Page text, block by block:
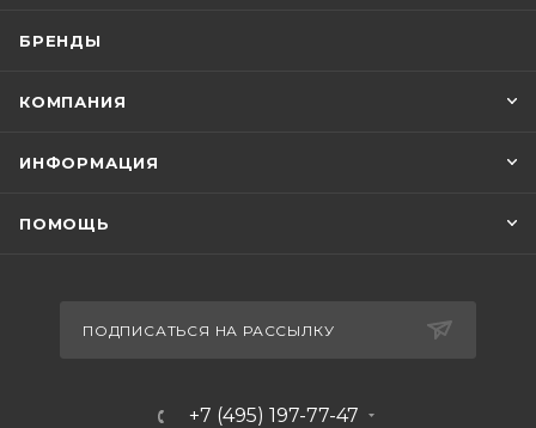
БРЕНДЫ
КОМПАНИЯ
ИНФОРМАЦИЯ
ПОМОЩЬ
ПОДПИСАТЬСЯ НА РАССЫЛКУ
+7 (495) 197-77-47